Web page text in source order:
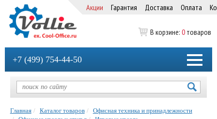
Акции Гарантия Доставка Оплата
В корзине: 0 товаров
+7 (499) 754-44-50
Главная Каталог товаров
Офисная техника и принадлежности